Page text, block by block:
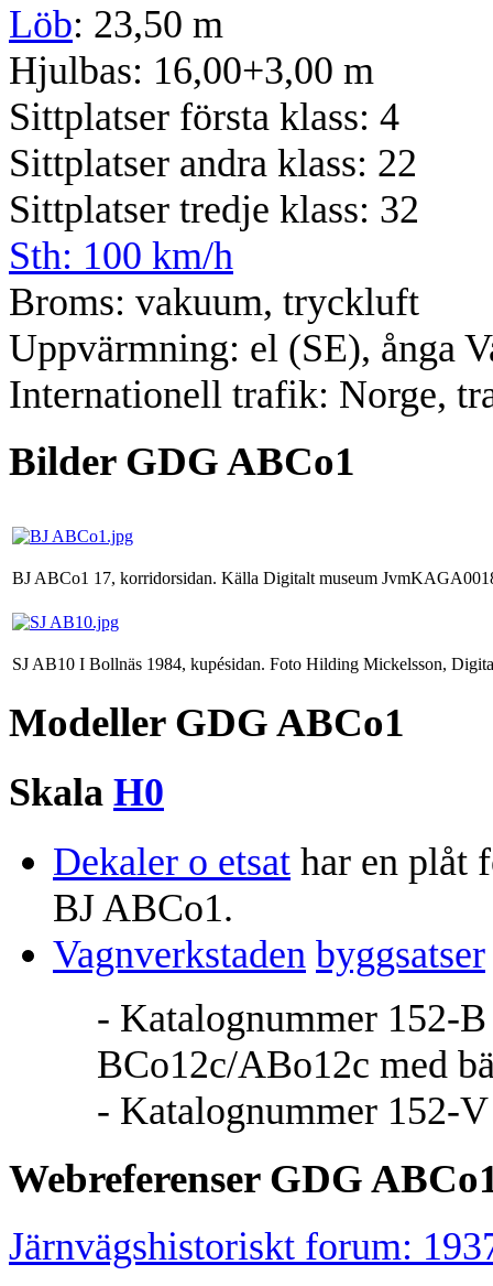
Löb: 23,50 m
Hjulbas: 16,00+3,00 m
Sittplatser första klass: 4
Sittplatser andra klass: 22
Sittplatser tredje klass: 32
Sth: 100 km/h
Broms: vakuum, tryckluft
Uppvärmning: el (SE), ånga
Internationell trafik: Norge,
Bilder GDG ABCo1
BJ ABCo1 17, korridorsidan. Källa Digitalt museum
SJ AB10 I Bollnäs 1984, kupésidan. Foto Hilding Mickelsson,
Modeller GDG ABCo1
Skala H0
Dekaler o etsat har en plåt
BJ ABCo1.
Vagnverkstaden byggsatser
- Katalognummer 152-
BCo12c/ABo12c med
- Katalognummer 152-
Webreferenser GDG
Järnvägshistoriskt forum: